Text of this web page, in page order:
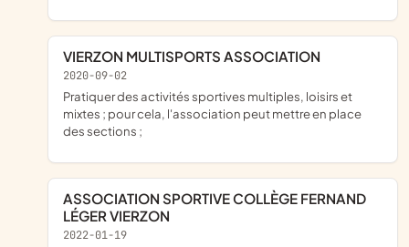
VIERZON MULTISPORTS ASSOCIATION
2020-09-02
pratiquer des activités sportives multiples, loisirs et
mixtes ; pour cela, l'association peut mettre en place
des sections ;
ASSOCIATION SPORTIVE COLLÈGE FERNAND
LÉGER VIERZON
2022-01-19